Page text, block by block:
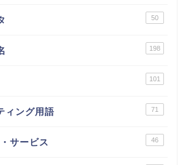
50
198
101
ィング用語 71
サービス 46